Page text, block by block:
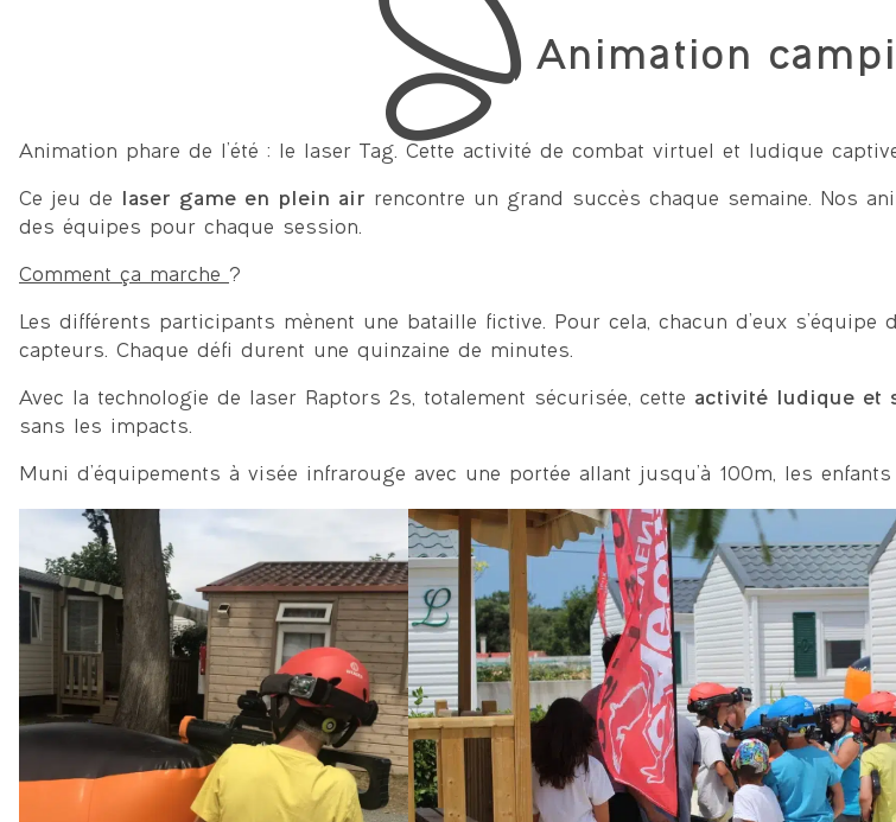
Animation
Animation phare de l’été : le laser Tag. Cette activité de combat virtuel et ludique
Ce jeu de laser game en plein air rencontre un grand succès chaque semaine. Nos
des équipes pour chaque session.
Comment ça marche ?
Les différents participants mènent une bataille fictive. Pour cela, chacun d’eux s’équipe
capteurs. Chaque défi durent une quinzaine de minutes.
Avec la technologie de laser Raptors 2s, totalement sécurisée, cette activité ludique et
sans les impacts.
Muni d’équipements à visée infrarouge avec une portée allant jusqu’à 100m, les